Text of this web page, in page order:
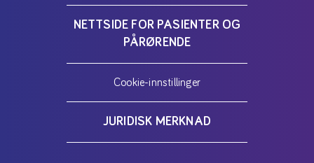
NETTSIDE FOR PASIENTER OG
PÅRØRENDE
Cookie-innstillinger
JURIDISK MERKNAD